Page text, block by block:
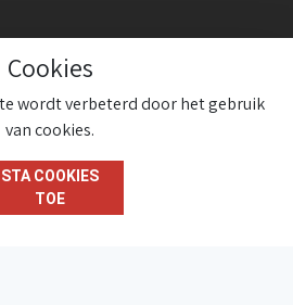
1.1.2)
Cookies
wordt verbeterd door het gebruik
van cookies.
STA COOKIES
TOE